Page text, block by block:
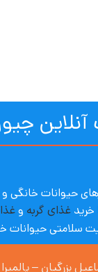
حیوانات خانگی
خریدغذای گربه و
سلامتی حیوانات